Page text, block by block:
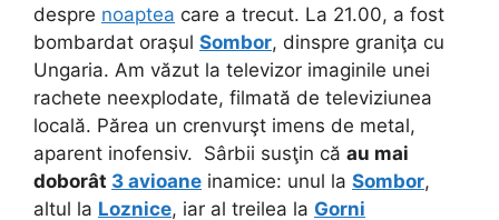
despre noaptea care a trecut. La 21.00, a fost
bombardat oraşul Sombor, dinspre graniţa cu
Ungaria. Am văzut la televizor imaginile unei
rachete neexplodate, filmată de televiziunea
locală. Părea un crenvurşt imens de metal,
aparent inofensiv. Sârbii susţin că au mai
doborât 3 avioane inamice: unul la Sombor,
altul la Loznice, iar al treilea la Gorni